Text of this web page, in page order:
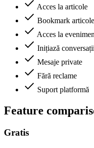
Acces la articole
Bookmark articole
Acces la
Inițiază
Mesaje private
Fără reclame
Suport platformă
Feature
Gratis